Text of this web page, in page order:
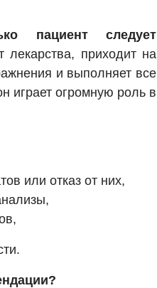
пациент следует
лекарства, приходит на
и выполняет все
играет огромную роль в
или отказ от них,